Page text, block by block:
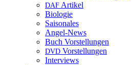
DAF Artikel
Biologie
Saisonales
Angel-News
Buch Vorstellungen
DVD Vorstellungen
Interviews